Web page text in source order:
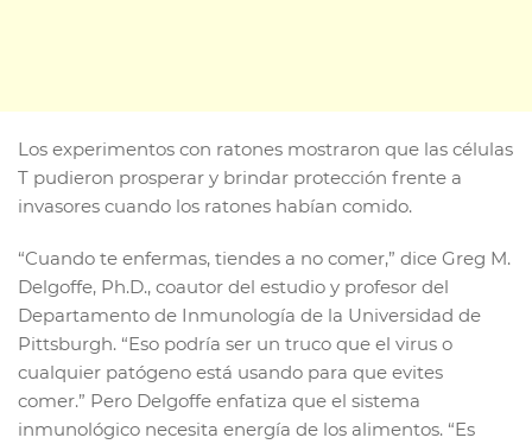
Los experimentos con ratones mostraron que las células
T pudieron prosperar y brindar protección frente a
invasores cuando los ratones habían comido.
“Cuando te enfermas, tiendes a no comer,” dice Greg M.
Delgoffe, Ph.D., coautor del estudio y profesor del
Departamento de Inmunología de la Universidad de
Pittsburgh. “Eso podría ser un truco que el virus o
cualquier patógeno está usando para que evites
comer.” Pero Delgoffe enfatiza que el sistema
inmunológico necesita energía de los alimentos. “Es